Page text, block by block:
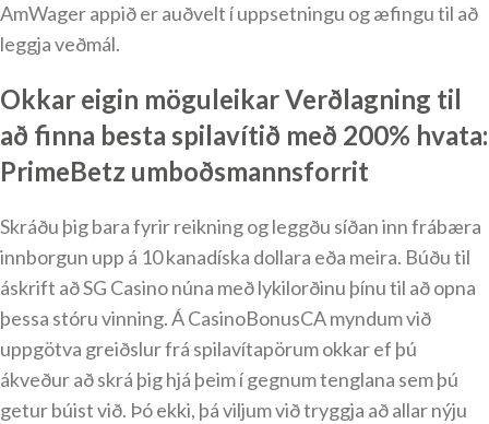
AmWager appið er auðvelt í uppsetningu og æfingu til að
leggja veðmál.
Okkar eigin möguleikar Verðlagning til
að finna besta spilavítið með 200% hvata:
PrimeBetz umboðsmannsforrit
Skráðu þig bara fyrir reikning og leggðu síðan inn frábæra
innborgun upp á 10 kanadíska dollara eða meira. Búðu til
áskrift að SG Casino núna með lykilorðinu þínu til að opna
þessa stóru vinning. Á CasinoBonusCA myndum við
uppgötva greiðslur frá spilavítapörum okkar ef þú
ákveður að skrá þig hjá þeim í gegnum tenglana sem þú
getur búist við. Þó ekki, þá viljum við tryggja að allar nýju